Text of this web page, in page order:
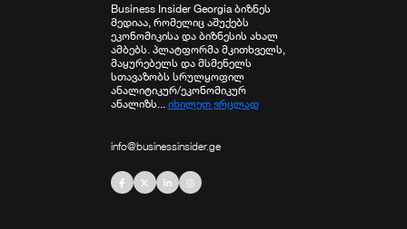
Business Insider Georgia ბიზნეს
მედიაა, რომელიც აშუქებს
ეკონომიკისა და ბიზნესის ახალ
ამბებს. პლატფორმა მკითხველს,
მაყურებელს და მსმენელს
სთავაზობს სრულყოფილ
ანალიტიკურ/ეკონომიკურ
ანალიზს... იხილეთ ვრცლად
info@businessinsider.ge